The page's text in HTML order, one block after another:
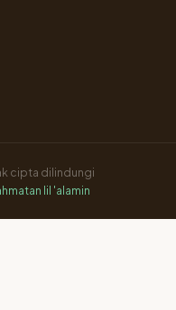
cipta dilindungi
lil 'alamin